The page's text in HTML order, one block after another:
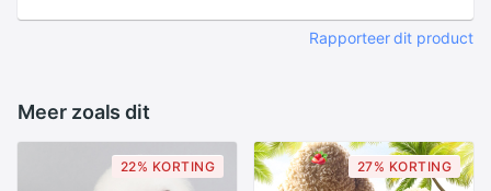
Rapporteer dit product
Meer zoals dit
22% KORTING 27% KORTING